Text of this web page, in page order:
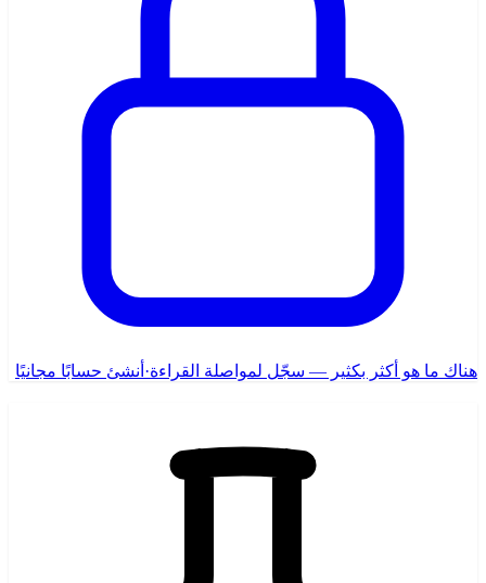
هناك ما هو أكثر بكثير — سجّل لمواصلة القراءة· أنشئ حسابًا مجانيًا